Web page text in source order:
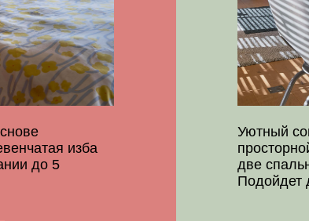
Дом